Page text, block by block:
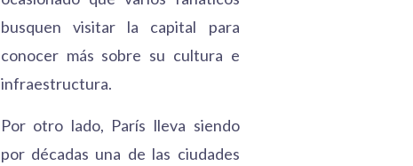
busquen visitar la capital para
conocer más sobre su cultura e
infraestructura.
Por otro lado, París lleva siendo
por décadas una de las ciudades